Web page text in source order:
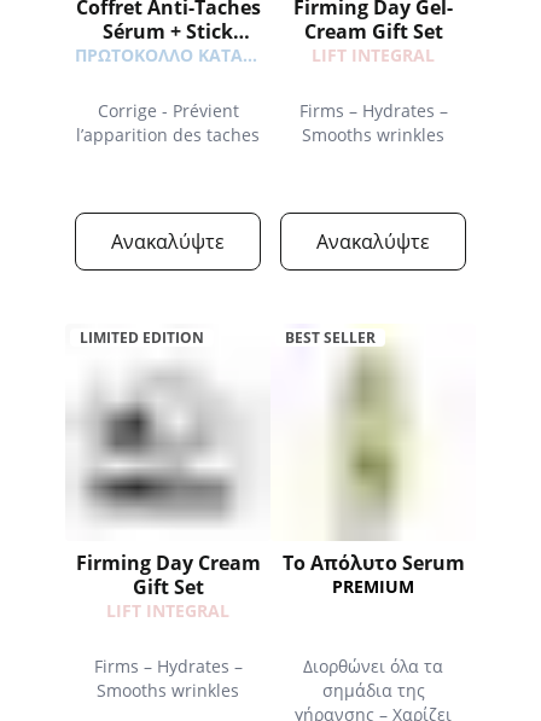
Coffret Anti-Taches
Sérum + Stick
Solaire SPF50+ ΠΡΩΤΟΚΟΛΛΟ ΚΑΤΑ ΤΩΝ ΚΗΛΙΔΩΝ
Corrige - Prévient
l’apparition des taches
Ανακαλύψτε
Firming Day Gel-
Cream Gift Set
LIFT INTEGRAL
Firms – Hydrates –
Smooths wrinkles
Ανακαλύψτε
LIMITED EDITION
Firming Day Cream
Gift Set
LIFT INTEGRAL
Firms – Hydrates –
Smooths wrinkles
BEST SELLER
Το Απόλυτο Serum
PREMIUM
Διορθώνει όλα τα
σημάδια της
γήρανσης – Χαρίζει